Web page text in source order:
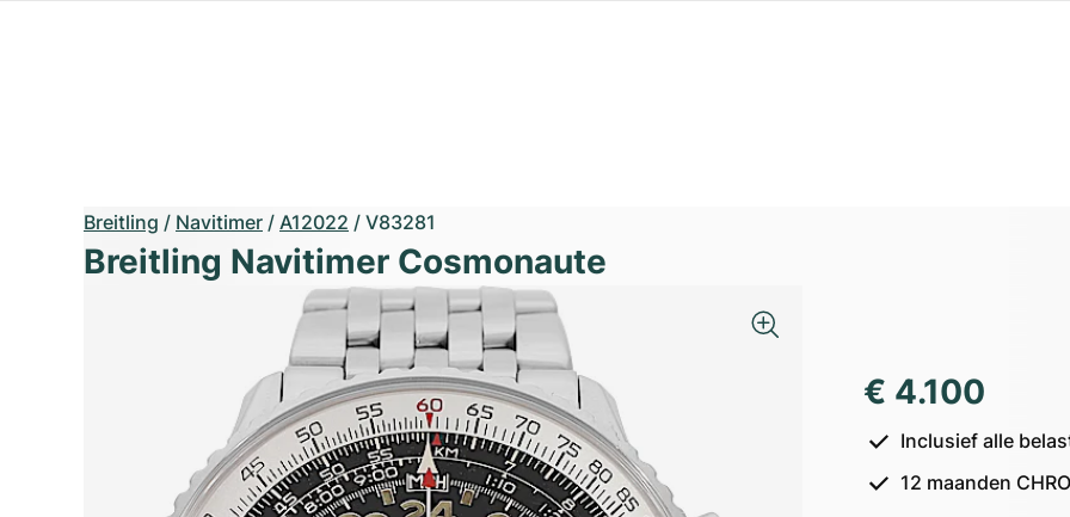
Breitling / Navitimer / A12022 / V83281
Breitling Navitimer Cosmonaute
€ 4.100
Inclusief alle
12 maanden